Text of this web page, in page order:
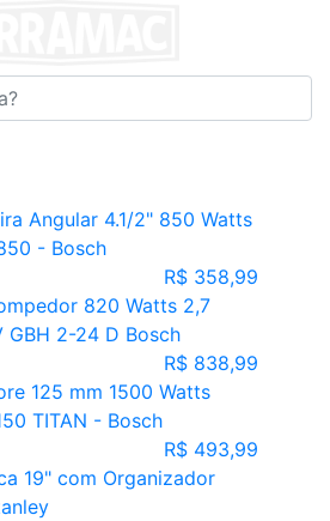
Angular 4.1/2" 850 Watts
- Bosch
R$ 358,99
820 Watts 2,7
GBH 2-24 D Bosch
R$ 838,99
125 mm 1500 Watts
TITAN - Bosch
R$ 493,99
19" com Organizador